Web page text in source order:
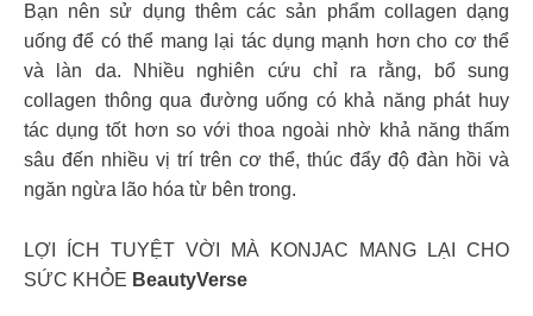
Bạn nên sử dụng thêm các sản phẩm collagen dạng
uống để có thể mang lại tác dụng mạnh hơn cho cơ thể
và làn da. Nhiều nghiên cứu chỉ ra rằng, bổ sung
collagen thông qua đường uống có khả năng phát huy
tác dụng tốt hơn so với thoa ngoài nhờ khả năng thấm
sâu đến nhiều vị trí trên cơ thể, thúc đẩy độ đàn hồi và
ngăn ngừa lão hóa từ bên trong.
LỢI ÍCH TUYỆT VỜI MÀ KONJAC MANG LẠI CHO
SỨC KHỎE BeautyVerse